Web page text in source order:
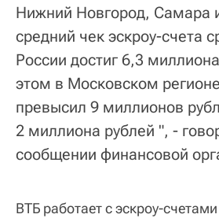
Нижний Новгород, Самара
средний чек эскроу-счета
России достиг 6,3
этом в Московском
превысил 9 миллионов
2 миллиона рублей ", -
сообщении финансовой
ВТБ работает с эскроу-